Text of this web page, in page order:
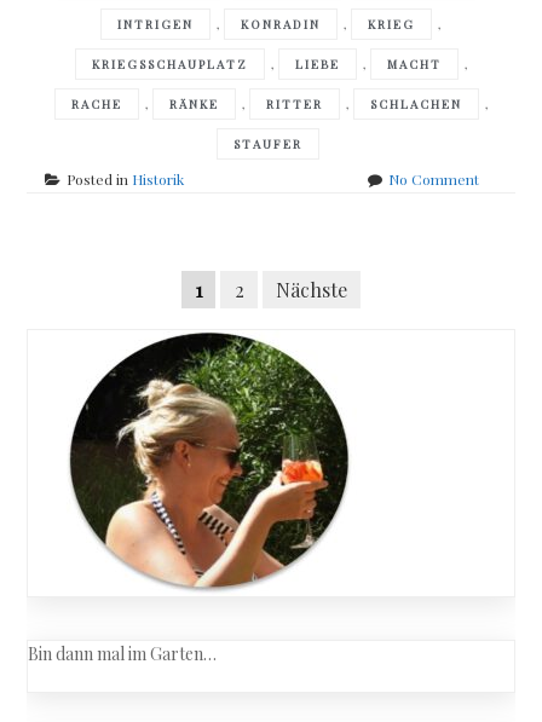
INTRIGEN , KONRADIN , KRIEG ,
KRIEGSSCHAUPLATZ , LIEBE , MACHT ,
RACHE , RÄNKE , RITTER , SCHLACHEN ,
STAUFER
Posted in Historik No Commenton
navigation
Seitennummerierung
Beiträge
1 2 Nächste
Bin dann mal im Garten…